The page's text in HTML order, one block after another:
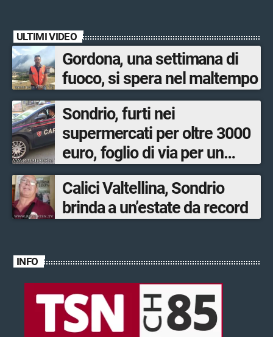
ULTIMI VIDEO
Gordona, una settimana di
fuoco, si spera nel maltempo
Sondrio, furti nei
supermercati per oltre 3000
euro, foglio di via per un
ventinovenne
Calici Valtellina, Sondrio
brinda a un’estate da record
INFO